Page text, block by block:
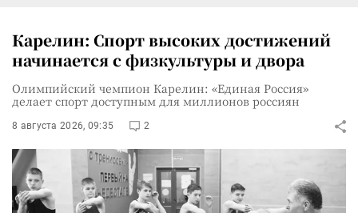
Карелин: Спорт высоких достижений
начинается с физкультуры и двора
Олимпийский чемпион Карелин: «Единая Россия»
делает спорт доступным для миллионов россиян
8 августа 2026, 09:35 2